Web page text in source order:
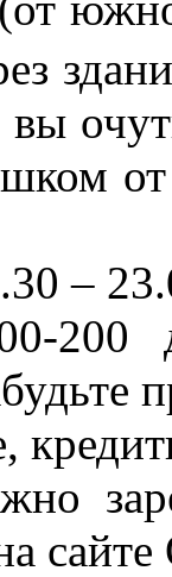
от
–
200
сайте